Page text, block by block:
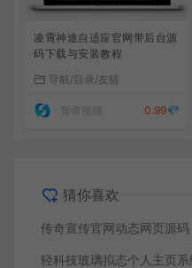
凌霄神途自适应官网带后台源
码下载与安装教程
导航/目录/友链
智者熊猫 0.99💎
猜你喜欢
传奇宣传官网动态网页源码
轻科技玻璃拟态个人主页系